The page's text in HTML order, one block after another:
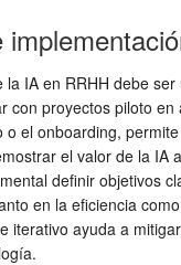
la IA en RRHH debe
con proyectos piloto en
o el onboarding,
el valor de la IA
definir objetivos
en la eficiencia
iterativo ayuda a